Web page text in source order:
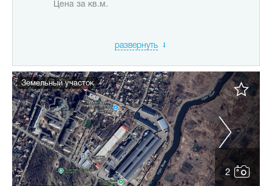
Цена за кв.м.
развернуть
2
Земельный участок